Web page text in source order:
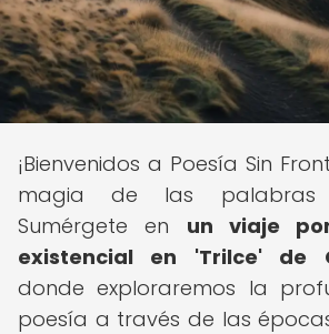
¡Bienvenidos a Poesía Sin
magia de las palabras
Sumérgete en un viaje
existencial en 'Trilce' de
donde exploraremos la
poesía a través de las